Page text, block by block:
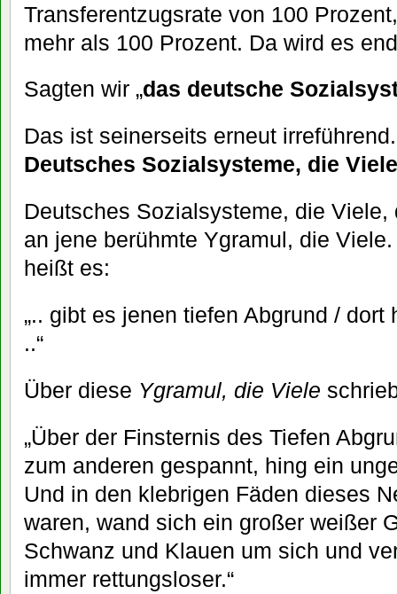
Transferentzugsrate von 100
mehr als 100 Prozent. Da wird es
Sagten wir „das deutsche
Das ist seinerseits erneut
Deutsches Sozialsysteme, die Viele
Deutsches Sozialsysteme, die
an jene berühmte Ygramul, die
heißt es:
„.. gibt es jenen tiefen Abgrund /
..“
Über diese Ygramul, die Viele
„Über der Finsternis des Tiefen
zum anderen gespannt, hing ein
Und in den klebrigen Fäden dieses
waren, wand sich ein großer weißer
Schwanz und Klauen um sich und
immer rettungsloser.“